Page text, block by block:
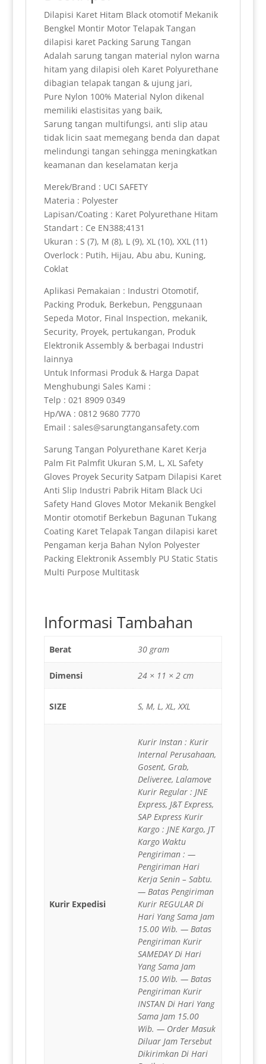
n
d
l
y
Dilapisi Karet Hitam Black otomotif Mekanik
Bengkel Montir Motor Telapak Tangan
dilapisi karet Packing Sarung Tangan
Adalah sarung tangan material nylon warna
hitam yang dilapisi oleh Karet Polyurethane
dibagian telapak tangan & ujung jari,
Pure Nylon 100% Material Nylon dikenal
memiliki elastisitas yang baik,
Sarung tangan multifungsi, anti slip atau
tidak licin saat memegang benda dan dapat
melindungi tangan sehingga meningkatkan
keamanan dan keselamatan kerja
Merek/Brand : UCI SAFETY
Materia : Polyester
Lapisan/Coating : Karet Polyurethane Hitam
Standart : Ce EN388;4131
Ukuran : S (7), M (8), L (9), XL (10), XXL (11)
Overlock : Putih, Hijau, Abu abu, Kuning,
Coklat
Aplikasi Pemakaian : Industri Otomotif,
Packing Produk, Berkebun, Penggunaan
Sepeda Motor, Final Inspection, mekanik,
Security, Proyek, pertukangan, Produk
Elektronik Assembly & berbagai Industri
lainnya
Untuk Informasi Produk & Harga Dapat
Menghubungi Sales Kami :
Telp : 021 8909 0349
Hp/WA : 0812 9680 7770
Email : sales@sarungtangansafety.com
Sarung Tangan Polyurethane Karet Kerja
Palm Fit Palmfit Ukuran S,M, L, XL Safety
Gloves Proyek Security Satpam Dilapisi Karet
Anti Slip Industri Pabrik Hitam Black Uci
Safety Hand Gloves Motor Mekanik Bengkel
Montir otomotif Berkebun Bagunan Tukang
Coating Karet Telapak Tangan dilapisi karet
Pengaman kerja Bahan Nylon Polyester
Packing Elektronik Assembly PU Static Statis
Multi Purpose Multitask
Informasi Tambahan
Berat 30 gram
Dimensi 24 × 11 × 2 cm
SIZE S, M, L, XL, XXL
Kurir Expedisi
Kurir Instan : Kurir
Internal Perusahaan,
Gosent, Grab,
Deliveree, Lalamove
Kurir Regular : JNE
Express, J&T Express,
SAP Express Kurir
Kargo : JNE Kargo, JT
Kargo Waktu
Pengiriman : —
Pengiriman Hari
Kerja Senin – Sabtu.
— Batas Pengiriman
Kurir REGULAR Di
Hari Yang Sama Jam
15.00 Wib. — Batas
Pengiriman Kurir
SAMEDAY Di Hari
Yang Sama Jam
15.00 Wib. — Batas
Pengiriman Kurir
INSTAN Di Hari Yang
Sama Jam 15.00
Wib. — Order Masuk
Diluar Jam Tersebut
Dikirimkan Di Hari